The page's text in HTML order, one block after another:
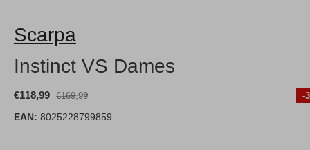
Scarpa
Instinct VS Dames
€118,99 €169,99 -
EAN: 8025228799859